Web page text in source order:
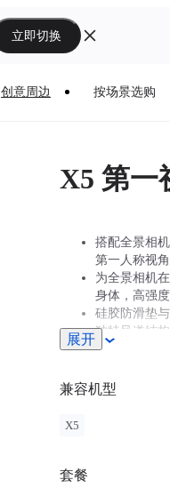
立即切换
创意周边 按场景选购
X5 第一
搭配全景相
第一人称视角
为全景相机
身体，高强
硅胶防滑垫
独特风道结
如需在公路
展开
兼容机型
X5
套餐